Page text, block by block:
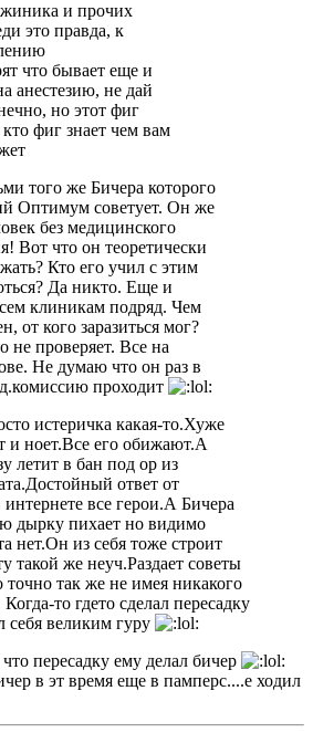
и прочих
это правда, к
что бывает еще и
анестезию, не дай
но этот фиг
кто фиг знает чем вам
того же Бичера которого
Оптимум советует. Он же
без медицинского
Вот что он теоретически
Кто его учил с этим
Да никто. Еще и
клиникам подряд. Чем
от кого заразиться мог?
не проверяет. Все на
Не думаю что он раз в
проходит
истеричка какая-то.Хуже
и ноет.Все его обижают.А
летит в бан под ор из
ответ от
все герои.А Бичера
дырку пихает но видимо
нет.Он из себя тоже строит
такой же неуч.Раздает советы
точно так же не имея никакого
то гдето сделал пересадку
себя великим гуру
пересадку ему делал бичер
в эт время еще в памперс....е ходил